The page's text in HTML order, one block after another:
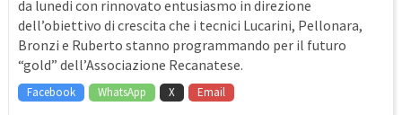
da lunedi con rinnovato entusiasmo in direzione
dell’obiettivo di crescita che i tecnici Lucarini, Pellonara,
Bronzi e Ruberto stanno programmando per il futuro
“gold” dell’Associazione Recanatese.
Facebook WhatsApp X Email